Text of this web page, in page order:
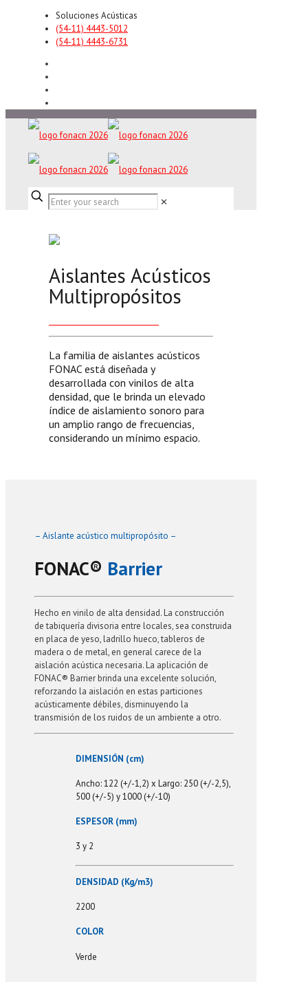
Soluciones Acústicas
(54-11) 4443-5012
(54-11) 4443-6731
✕
Aislantes Acústicos
Multipropósitos
La familia de aislantes acústicos
FONAC está diseñada y
desarrollada con vinilos de alta
densidad, que le brinda un elevado
índice de aislamiento sonoro para
un amplio rango de frecuencias,
considerando un mínimo espacio.
– Aislante acústico multipropósito –
FONAC®️ Barrier
Hecho en vinilo de alta densidad. La construcción
de tabiquería divisoria entre locales, sea construida
en placa de yeso, ladrillo hueco, tableros de
madera o de metal, en general carece de la
aislación acústica necesaria. La aplicación de
FONAC® Barrier brinda una excelente solución,
reforzando la aislación en estas particiones
acústicamente débiles, disminuyendo la
transmisión de los ruidos de un ambiente a otro.
DIMENSIÓN (cm)
Ancho: 122 (+/-1,2) x Largo: 250 (+/-2,5),
500 (+/-5) y 1000 (+/-10)
ESPESOR (mm)
3 y 2
DENSIDAD (Kg/m3)
2200
COLOR
Verde